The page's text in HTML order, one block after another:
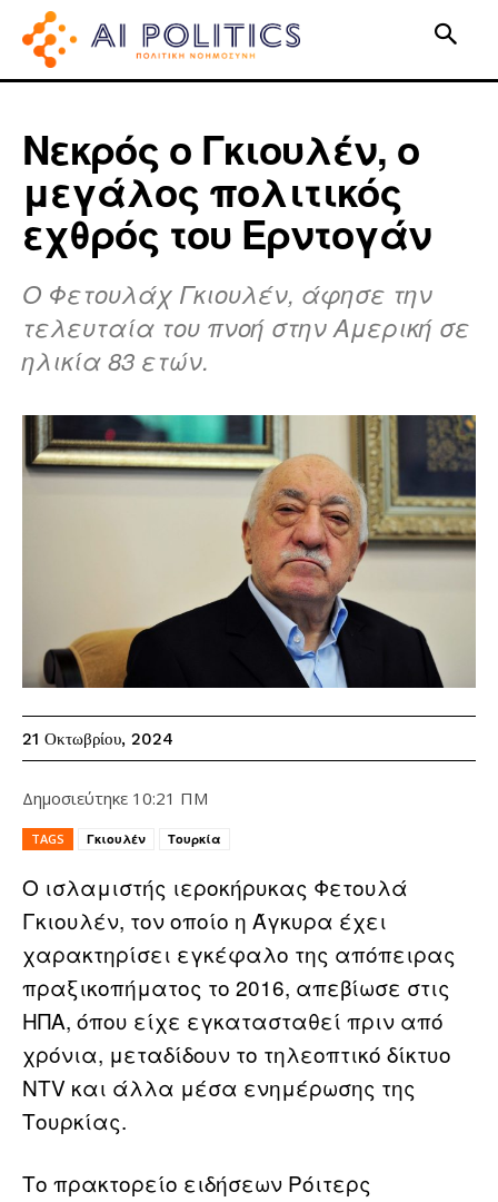
Νεκρός ο Γκιουλέν, ο
μεγάλος πολιτικός
εχθρός του Ερντογάν
Ο Φετουλάχ Γκιουλέν, άφησε την
τελευταία του πνοή στην Αμερική σε
ηλικία 83 ετών.
21 Οκτωβρίου, 2024
Δημοσιεύτηκε 10:21 ΠΜ
TAGS Γκιουλέν Τουρκία
Ο ισλαμιστής ιεροκήρυκας Φετουλά
Γκιουλέν, τον οποίο η Άγκυρα έχει
χαρακτηρίσει εγκέφαλο της απόπειρας
πραξικοπήματος το 2016, απεβίωσε στις
ΗΠΑ, όπου είχε εγκατασταθεί πριν από
χρόνια, μεταδίδουν το τηλεοπτικό δίκτυο
NTV και άλλα μέσα ενημέρωσης της
Τουρκίας.
Το πρακτορείο ειδήσεων Ρόιτερς